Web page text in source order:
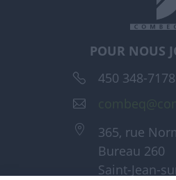
POUR NOUS
450 348-7178
365, rue
Bureau 260
Saint-Jean-